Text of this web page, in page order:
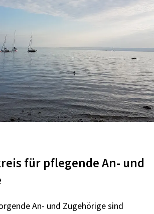
für pflegende An- und
An- und Zugehörige sind